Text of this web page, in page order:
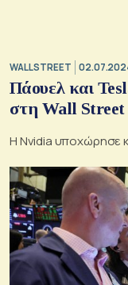
WALL STREET
Πάουελ και
στη Wall Street
Η Nvidia υποχώρησε